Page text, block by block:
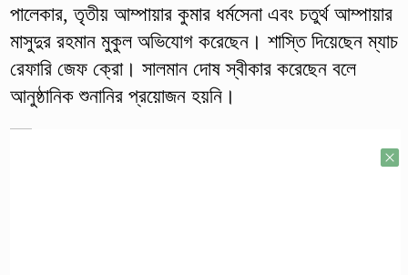
পালেকার, তৃতীয় আম্পায়ার কুমার ধর্মসেনা এবং চতুর্থ আম্পায়ার
মাসুদুর রহমান মুকুল অভিযোগ করেছেন। শাস্তি দিয়েছেন ম্যাচ
রেফারি জেফ ক্রো। সালমান দোষ স্বীকার করেছেন বলে
আনুষ্ঠানিক শুনানির প্রয়োজন হয়নি।